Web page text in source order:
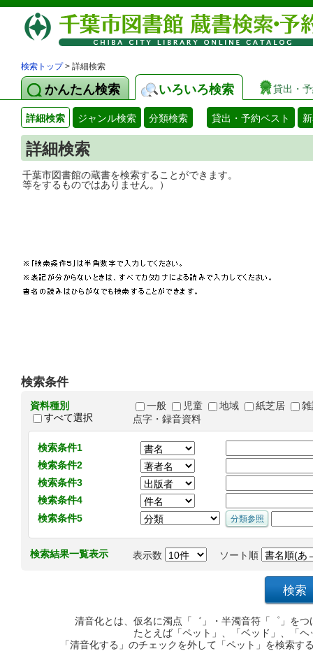
検索トップ> 詳細検索
かんたん検索 いろいろ検索 貸出・
詳細検索 ジャンル検索 分類検索 貸出・予約ベスト
詳細検索
千葉市図書館の蔵書を検索することがで
等をするものではありません。）
検索条件
資料種別
すべて選択
一般 児童 地域 紙芝居
点字・録音資料
検索条件1
検索条件2
検索条件3
検索条件4
検索条件5
検索結果一覧表示 表示数 ソート順
清音化とは、仮名に濁点「゛」・半濁音符「゜」を
たとえば「ペット」、「ベッド」、「
「清音化する」のチェックを外して「ペット」を検索